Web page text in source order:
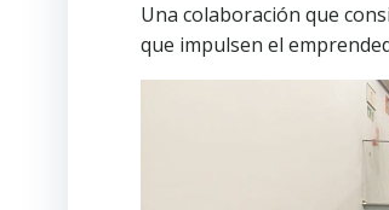
Una colaboración que
que impulsen el